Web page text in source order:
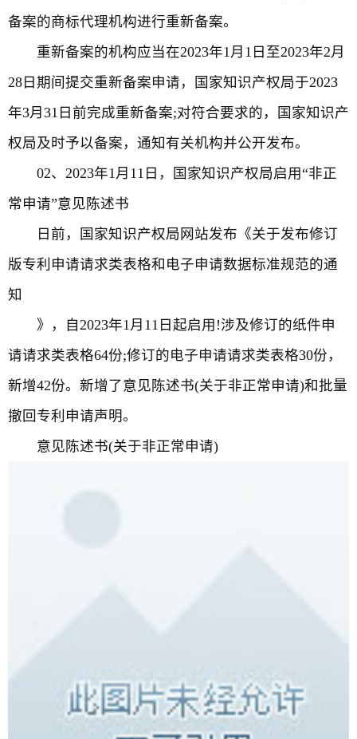
备案的商标代理机构进行重新备案。
重新备案的机构应当在2023年1月1日至2023年2月
28日期间提交重新备案申请，国家知识产权局于2023
年3月31日前完成重新备案;对符合要求的，国家知识产
权局及时予以备案，通知有关机构并公开发布。
02、2023年1月11日，国家知识产权局启用“非正
常申请”意见陈述书
日前，国家知识产权局网站发布《关于发布修订
版专利申请请求类表格和电子申请数据标准规范的通
知
》，自2023年1月11日起启用!涉及修订的纸件申
请请求类表格64份;修订的电子申请请求类表格30份，
新增42份。新增了意见陈述书(关于非正常申请)和批量
撤回专利申请声明。
意见陈述书(关于非正常申请)